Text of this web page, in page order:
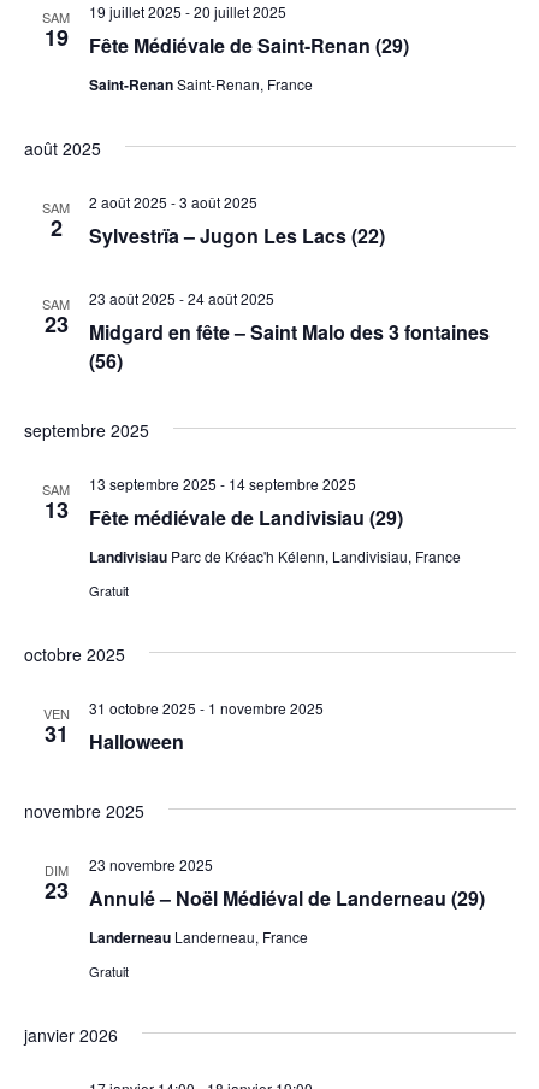
SAM
19 Fête Médiévale de Saint-Renan (29)
19 juillet 2025 -20 juillet 2025
Saint-RenanSaint-Renan, France
août 2025
SAM
2 Sylvestrïa – Jugon Les Lacs (22)
2 août 2025 -3 août 2025
SAM
23
Midgard en fête – Saint Malo des 3 fontaines
(56)
23 août 2025 -24 août 2025
septembre 2025
SAM
13 Fête médiévale de Landivisiau (29)
13 septembre 2025 - 14 septembre 2025
Landivisiau Parc de Kréac'h Kélenn, Landivisiau, France
Gratuit
octobre 2025
VEN
31 Halloween
31 octobre 2025 - 1 novembre 2025
novembre 2025
DIM
23 Annulé – Noël Médiéval de Landerneau (29)
23 novembre 2025
Landerneau Landerneau, France
Gratuit
janvier 2026